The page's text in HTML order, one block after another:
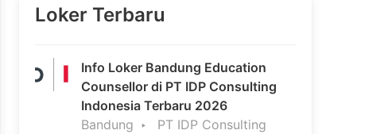
Loker Terbaru
Info Loker Bandung Education
Counsellor di PT IDP Consulting
Indonesia Terbaru 2026
Bandung
PT IDP Consulting